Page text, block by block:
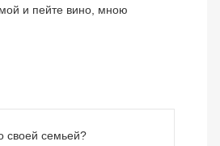
и пейте вино, мною
своей семьей?